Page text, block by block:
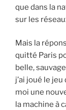
que dans la
sur les
Mais la
quitté Paris
belle,
j’ai joué le
moi une
la machine à